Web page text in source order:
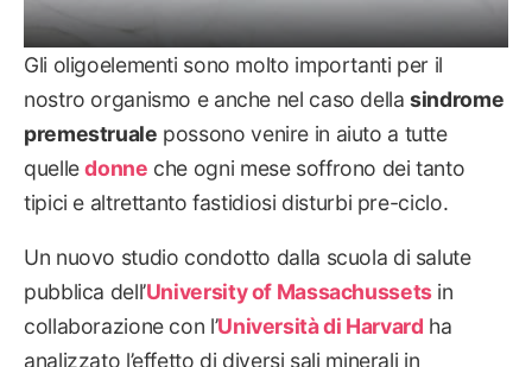
Gli oligoelementi sono molto importanti per il
nostro organismo e anche nel caso dellasindrome
premestruale possono venire in aiuto a tutte
quelledonne che ogni mese soffrono dei tanto
tipici e altrettanto fastidiosi disturbi pre-ciclo.
Un nuovo studio condotto dalla scuola di salute
pubblica dell’University of Massachussetsin
collaborazione con l’Università di Harvard ha
analizzato l’effetto di diversi sali minerali in